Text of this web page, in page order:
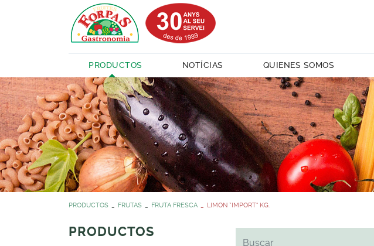
PRODUCTOS NOTÍCIAS QUIENES SOMOS
PRODUCTOS FRUTAS FRUTA FRESCA LIMON *IMPORT" KG.
PRODUCTOS